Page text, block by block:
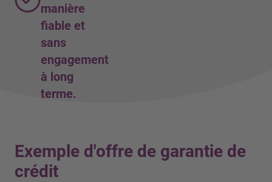
manière
fiable et
sans
engagement
à long
terme.
Exemple d'offre de garantie de
crédit